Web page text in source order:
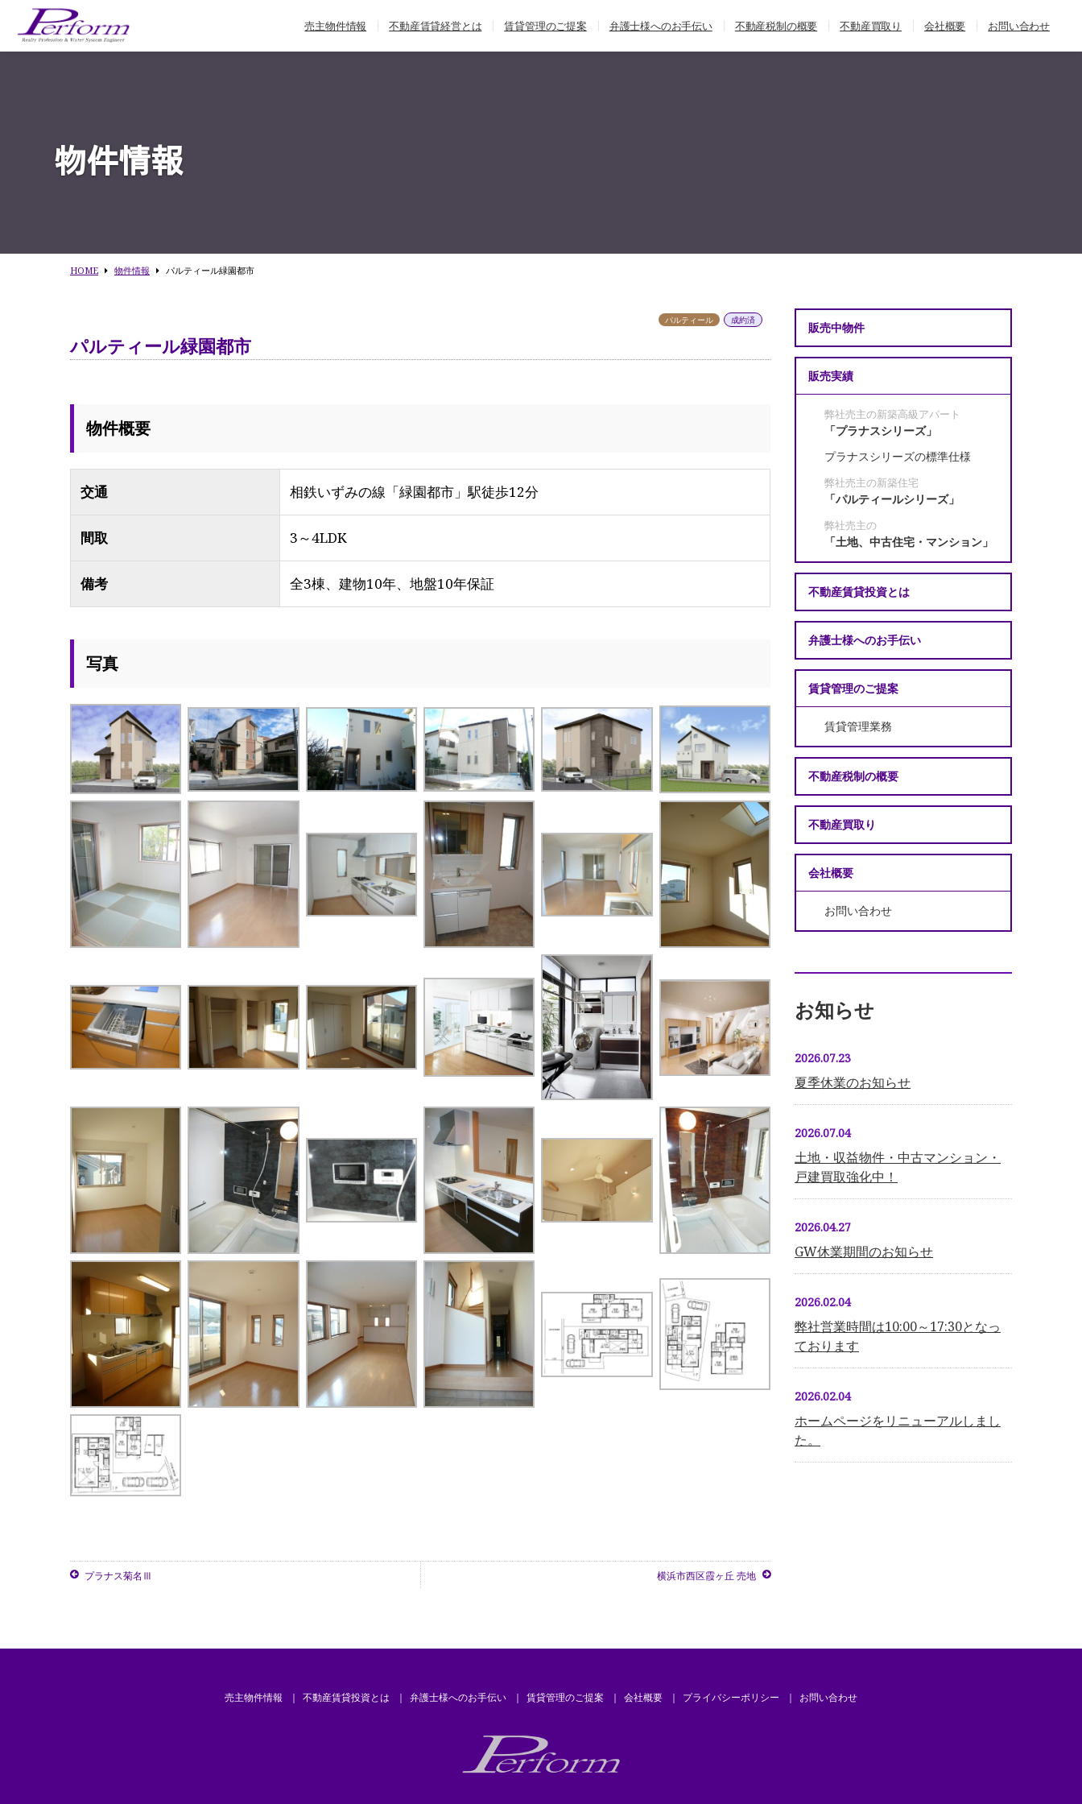
売主物件情報 不動産賃貸経営とは 賃貸管理のご提案 弁護士様へのお手伝い 不動産税制の概要 不動産買取り 会社概要 お問い合わせ
物件情報
HOME 物件情報 パルティール緑園都市
パルティール 成約済
パルティール緑園都市
物件概要
交通 相鉄いずみの線「緑園都市」駅徒歩12分
間取 3～4LDK
備考 全3棟、建物10年、地盤10年保証
写真
プラナス菊名Ⅲ 横浜市西区霞ヶ丘 売地
販売中物件
販売実績
弊社売主の新築高級アパート
「プラナスシリーズ」
プラナスシリーズの標準仕様
弊社売主の新築住宅
「パルティールシリーズ」
弊社売主の
「土地、中古住宅・マンション」
不動産賃貸投資とは
弁護士様へのお手伝い
賃貸管理のご提案
賃貸管理業務
不動産税制の概要
不動産買取り
会社概要
お問い合わせ
お知らせ
2026.07.23
夏季休業のお知らせ
2026.07.04
土地・収益物件・中古マンション・
戸建買取強化中！
2026.04.27
GW休業期間のお知らせ
2026.02.04
弊社営業時間は10:00～17:30となっ
ております
2026.02.04
ホームページをリニューアルしまし
た。
売主物件情報 不動産賃貸投資とは 弁護士様へのお手伝い 賃貸管理のご提案 会社概要 プライバシーポリシー お問い合わせ